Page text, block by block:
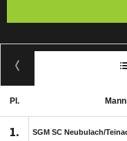
Pl.
1. SGM SC Neubulach/​